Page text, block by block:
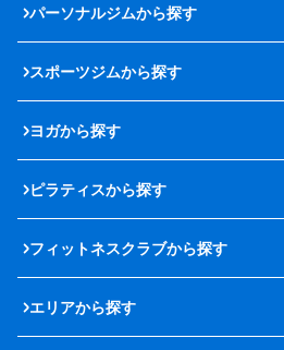
パーソナルジムから探す
スポーツジムから探す
ヨガから探す
ピラティスから探す
フィットネスクラブから探す
エリアから探す